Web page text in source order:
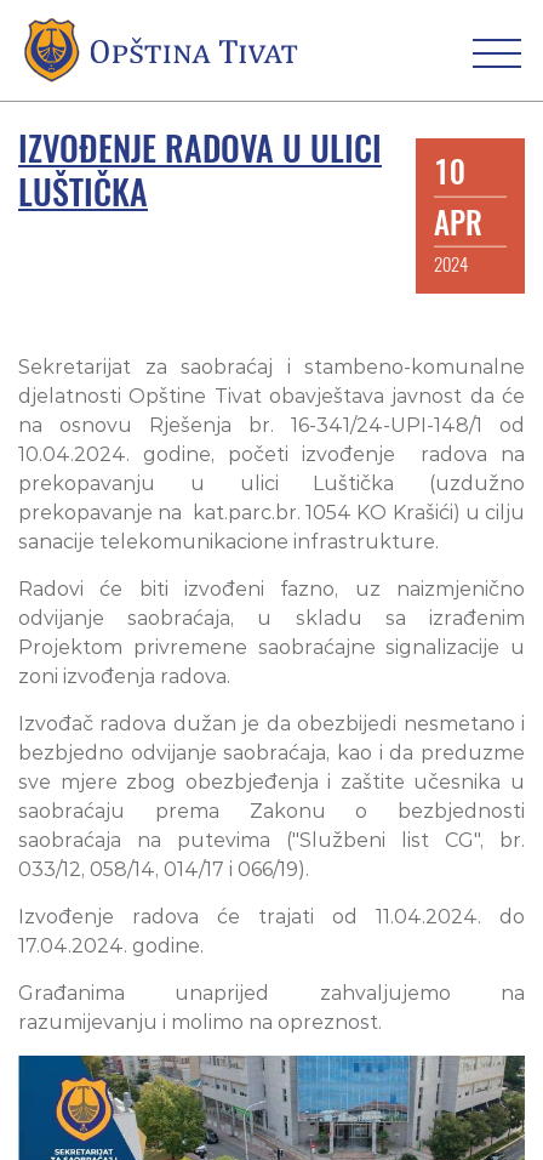
IZVOĐENJE RADOVA U ULICI
LUŠTIČKA
10
APR
2024
Sekretarijat za saobraćaj i stambeno-komunalne
djelatnosti Opštine Tivat obavještava javnost da će
na osnovu Rješenja br. 16-341/24-UPI-148/1 od
10.04.2024. godine, početi izvođenje radova na
prekopavanju u ulici Luštička (uzdužno
prekopavanje na kat.parc.br. 1054 KO Krašići) u cilju
sanacije telekomunikacione infrastrukture.
Radovi će biti izvođeni fazno, uz naizmjenično
odvijanje saobraćaja, u skladu sa izrađenim
Projektom privremene saobraćajne signalizacije u
zoni izvođenja radova.
Izvođač radova dužan je da obezbijedi nesmetano i
bezbjedno odvijanje saobraćaja, kao i da preduzme
sve mjere zbog obezbjeđenja i zaštite učesnika u
saobraćaju prema Zakonu o bezbjednosti
saobraćaja na putevima ("Službeni list CG", br.
033/12, 058/14, 014/17 i 066/19).
Izvođenje radova će trajati od 11.04.2024. do
17.04.2024. godine.
Građanima unaprijed zahvaljujemo na
razumijevanju i molimo na opreznost.